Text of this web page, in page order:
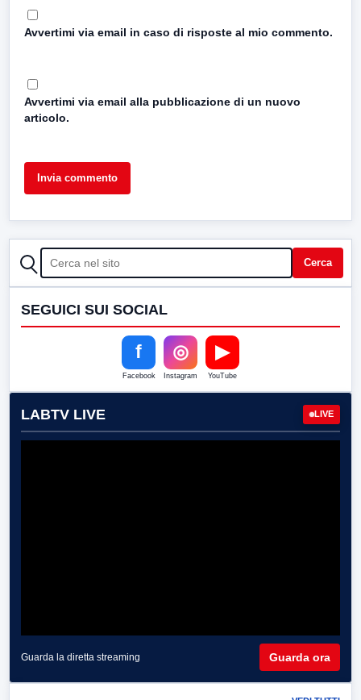
Avvertimi via email in caso di risposte al mio commento.
Avvertimi via email alla pubblicazione di un nuovo
articolo.
CERCA Cerca
SEGUICI SUI SOCIAL
f
Facebook
◎
Instagram
▶
YouTube
LABTV LIVE LIVE
Guarda la diretta streaming Guarda ora